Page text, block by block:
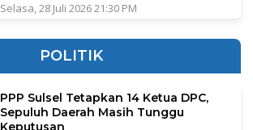
Selasa, 28 Juli 2026 21:30 PM
POLITIK
PPP Sulsel Tetapkan 14 Ketua DPC,
Sepuluh Daerah Masih Tunggu